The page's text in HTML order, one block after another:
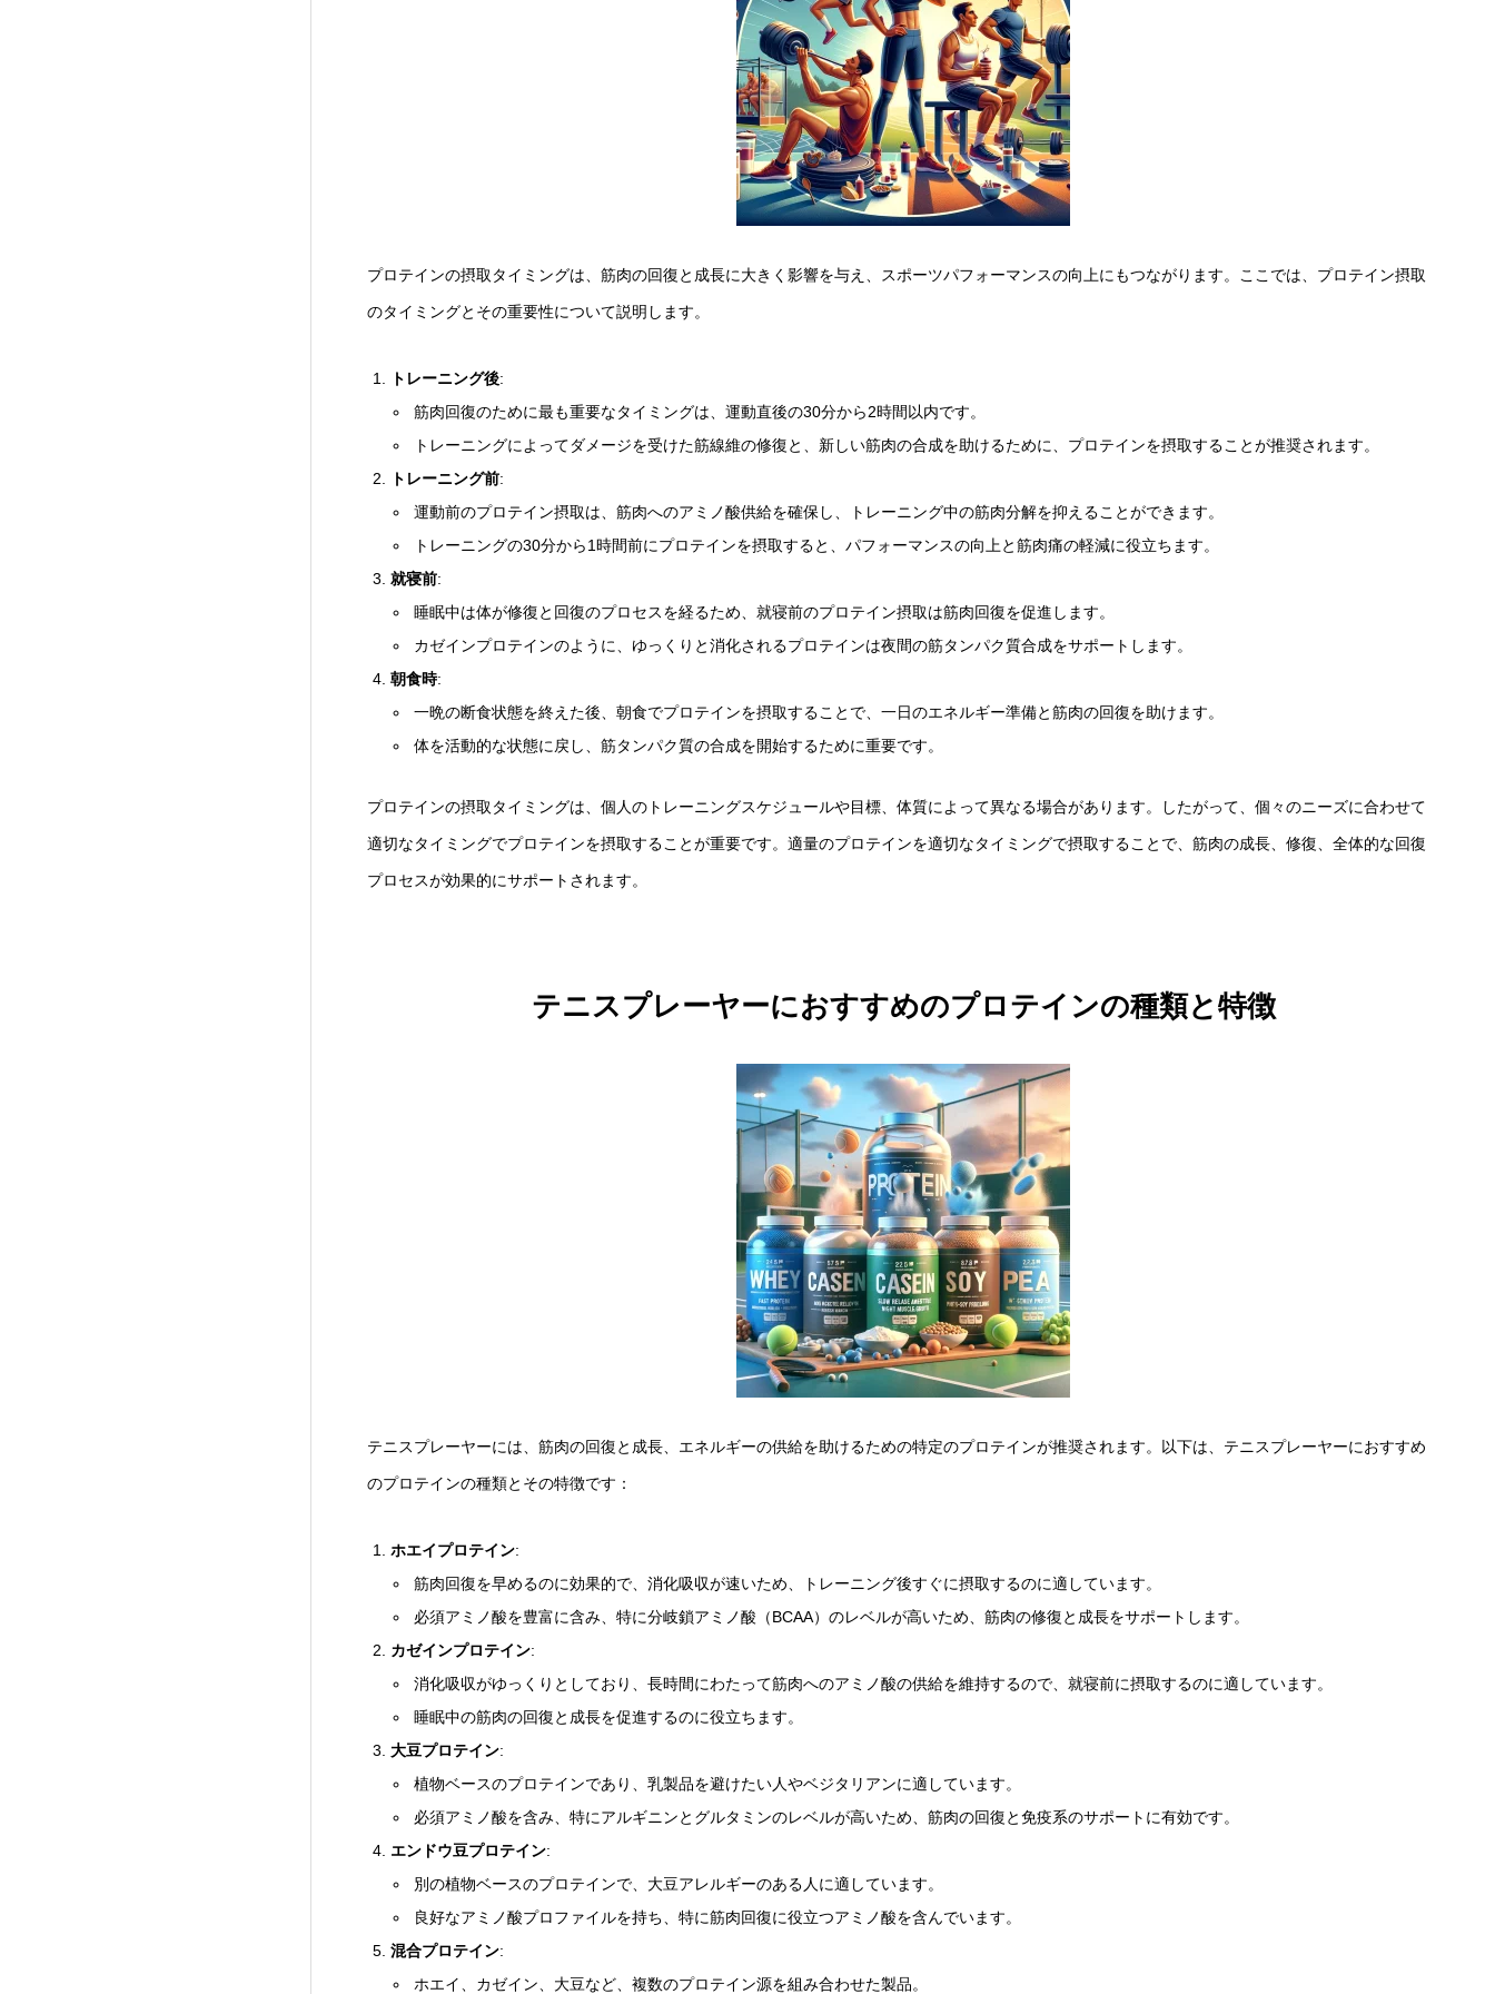
プロテインの摂取タイミングは、筋肉の回復と成長に大きく影響を与え、スポーツパフォーマンスの向上にもつながります。ここでは、プロテイン摂取
のタイミングとその重要性について説明します。
トレーニング後:
筋肉回復のために最も重要なタイミングは、運動直後の30分から2時間以内です。
トレーニングによってダメージを受けた筋線維の修復と、新しい筋肉の合成を助けるために、プロテインを摂取することが推奨されます。
トレーニング前:
運動前のプロテイン摂取は、筋肉へのアミノ酸供給を確保し、トレーニング中の筋肉分解を抑えることができます。
トレーニングの30分から1時間前にプロテインを摂取すると、パフォーマンスの向上と筋肉痛の軽減に役立ちます。
就寝前:
睡眠中は体が修復と回復のプロセスを経るため、就寝前のプロテイン摂取は筋肉回復を促進します。
カゼインプロテインのように、ゆっくりと消化されるプロテインは夜間の筋タンパク質合成をサポートします。
朝食時:
一晩の断食状態を終えた後、朝食でプロテインを摂取することで、一日のエネルギー準備と筋肉の回復を助けます。
体を活動的な状態に戻し、筋タンパク質の合成を開始するために重要です。
プロテインの摂取タイミングは、個人のトレーニングスケジュールや目標、体質によって異なる場合があります。したがって、個々のニーズに合わせて
適切なタイミングでプロテインを摂取することが重要です。適量のプロテインを適切なタイミングで摂取することで、筋肉の成長、修復、全体的な回復
プロセスが効果的にサポートされます。
テニスプレーヤーにおすすめのプロテインの種類と特徴
テニスプレーヤーには、筋肉の回復と成長、エネルギーの供給を助けるための特定のプロテインが推奨されます。以下は、テニスプレーヤーにおすすめ
のプロテインの種類とその特徴です：
ホエイプロテイン:
筋肉回復を早めるのに効果的で、消化吸収が速いため、トレーニング後すぐに摂取するのに適しています。
必須アミノ酸を豊富に含み、特に分岐鎖アミノ酸（BCAA）のレベルが高いため、筋肉の修復と成長をサポートします。
カゼインプロテイン:
消化吸収がゆっくりとしており、長時間にわたって筋肉へのアミノ酸の供給を維持するので、就寝前に摂取するのに適しています。
睡眠中の筋肉の回復と成長を促進するのに役立ちます。
大豆プロテイン:
植物ベースのプロテインであり、乳製品を避けたい人やベジタリアンに適しています。
必須アミノ酸を含み、特にアルギニンとグルタミンのレベルが高いため、筋肉の回復と免疫系のサポートに有効です。
エンドウ豆プロテイン:
別の植物ベースのプロテインで、大豆アレルギーのある人に適しています。
良好なアミノ酸プロファイルを持ち、特に筋肉回復に役立つアミノ酸を含んでいます。
混合プロテイン:
ホエイ、カゼイン、大豆など、複数のプロテイン源を組み合わせた製品。